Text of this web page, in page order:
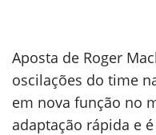
Aposta de Roger
oscilações do time
em nova função no
adaptação rápida e